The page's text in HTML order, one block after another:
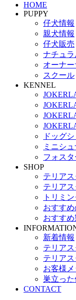
HOME
PUPPY
仔犬情報
親犬情報
仔犬販売
ナチュ
オーナー
スクール
KENNEL
ドッグ
ミニシ
フォスタ
SHOP
テリア
テリア
トリミ
おすす
おすす
新着情報
テリアス
テリアス
お客様
巣立った
CONTACT